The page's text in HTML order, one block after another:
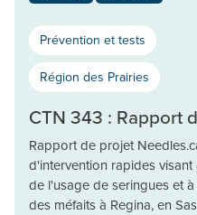
Prévention et tests
Région des Prairies
CTN 343 : Rapport
Rapport de projet
d'intervention rapides
de l'usage de seringues et
des méfaits à Regina, en